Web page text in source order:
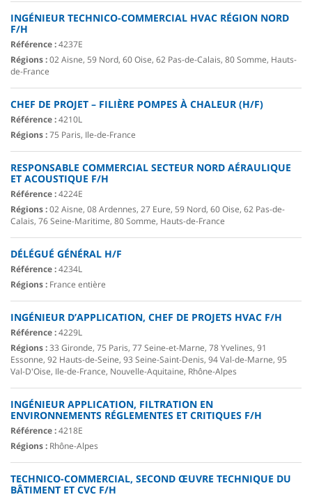
INGÉNIEUR TECHNICO-COMMERCIAL HVAC RÉGION NORD
F/H
Référence :4237E
Régions :02 Aisne, 59 Nord, 60 Oise, 62 Pas-de-Calais, 80 Somme, Hauts-
de-France
CHEF DE PROJET – FILIÈRE POMPES À CHALEUR (H/F)
Référence :4210L
Régions :75 Paris, Ile-de-France
RESPONSABLE COMMERCIAL SECTEUR NORD AÉRAULIQUE
ET ACOUSTIQUE F/H
Référence :4224E
Régions :02 Aisne, 08 Ardennes, 27 Eure, 59 Nord, 60 Oise, 62 Pas-de-
Calais, 76 Seine-Maritime, 80 Somme, Hauts-de-France
DÉLÉGUÉ GÉNÉRAL H/F
Référence :4234L
Régions : France entière
INGÉNIEUR D’APPLICATION, CHEF DE PROJETS HVAC F/H
Référence :4229L
Régions :33 Gironde, 75 Paris, 77 Seine-et-Marne, 78 Yvelines, 91
Essonne, 92 Hauts-de-Seine, 93 Seine-Saint-Denis, 94 Val-de-Marne, 95
Val-D'Oise, Ile-de-France, Nouvelle-Aquitaine, Rhône-Alpes
INGÉNIEUR APPLICATION, FILTRATION EN
ENVIRONNEMENTS RÉGLEMENTES ET CRITIQUES F/H
Référence :4218E
Régions : Rhône-Alpes
TECHNICO-COMMERCIAL, SECOND ŒUVRE TECHNIQUE DU
BÂTIMENT ET CVC F/H